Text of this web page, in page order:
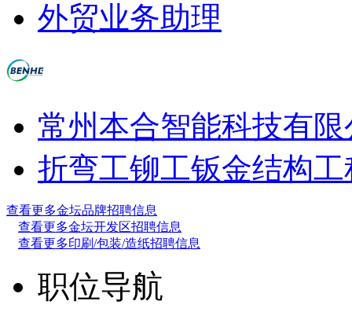
外贸业务助理
常州本合智能科技有限
折弯工铆工钣金结构工
查看更多金坛品牌招聘信息
查看更多金坛开发区招聘信息
查看更多印刷/包装/造纸招聘信息
职位导航